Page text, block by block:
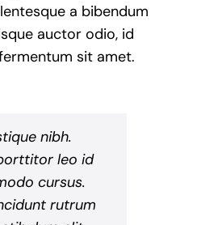
a bibendum
auctor odio, id
sit amet.
nibh.
leo id
cursus.
rutrum